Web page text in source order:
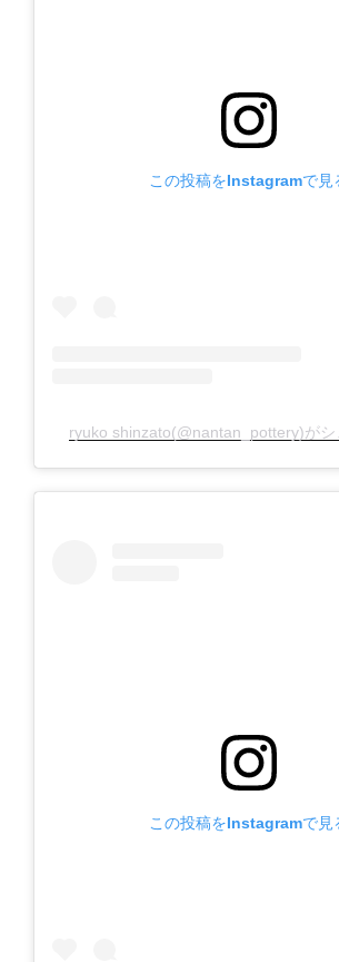
この投稿をInstagramで見
ryuko shinzato(@nantan_pottery)がシ
この投稿をInstagramで見